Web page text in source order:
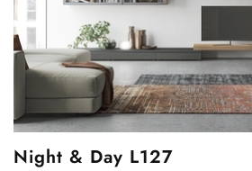
Night & Day L127